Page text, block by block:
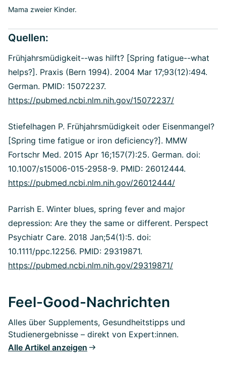
Mama zweier Kinder.
Quellen:
Frühjahrsmüdigkeit--was hilft? [Spring fatigue--what
helps?]. Praxis (Bern 1994). 2004 Mar 17;93(12):494.
German. PMID: 15072237.
https://pubmed.ncbi.nlm.nih.gov/15072237/
Stiefelhagen P. Frühjahrsmüdigkeit oder Eisenmangel?
[Spring time fatigue or iron deficiency?]. MMW
Fortschr Med. 2015 Apr 16;157(7):25. German. doi:
10.1007/s15006-015-2958-9. PMID: 26012444.
https://pubmed.ncbi.nlm.nih.gov/26012444/
Parrish E. Winter blues, spring fever and major
depression: Are they the same or different. Perspect
Psychiatr Care. 2018 Jan;54(1):5. doi:
10.1111/ppc.12256. PMID: 29319871.
https://pubmed.ncbi.nlm.nih.gov/29319871/
Feel-Good-Nachrichten
Alles über Supplements, Gesundheitstipps und
Studienergebnisse – direkt von Expert:innen.
Alle Artikel anzeigen